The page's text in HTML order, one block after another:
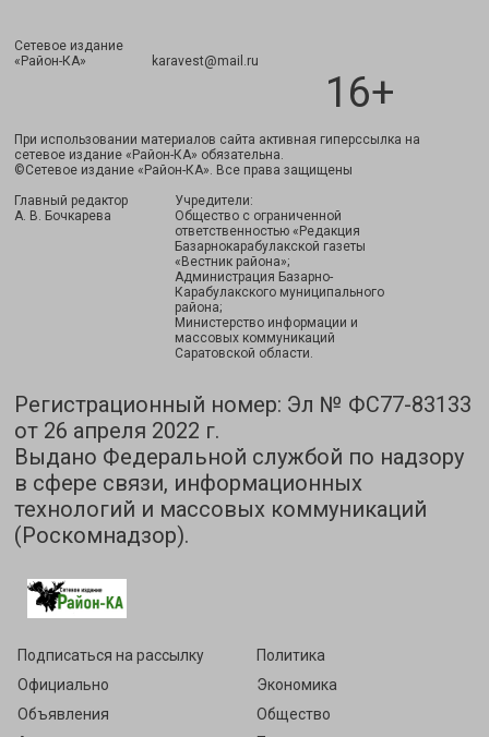
Сетевое издание
«Район-КА» karavest@mail.ru
16+
При использовании материалов сайта активная гиперссылка на
сетевое издание «Район-КА» обязательна.
©Сетевое издание «Район-КА». Все права защищены
Главный редактор
А. В. Бочкарева
Учредители:
Общество с ограниченной
ответственностью «Редакция
Базарнокарабулакской газеты
«Вестник района»;
Администрация Базарно-
Карабулакского муниципального
района;
Министерство информации и
массовых коммуникаций
Саратовской области.
Регистрационный номер: Эл № ФС77-83133
от 26 апреля 2022 г.
Выдано Федеральной службой по надзору
в сфере связи, информационных
технологий и массовых коммуникаций
(Роскомнадзор).
Подписаться на рассылку
Официально
Объявления
Политика
Экономика
Общество
Подписаться